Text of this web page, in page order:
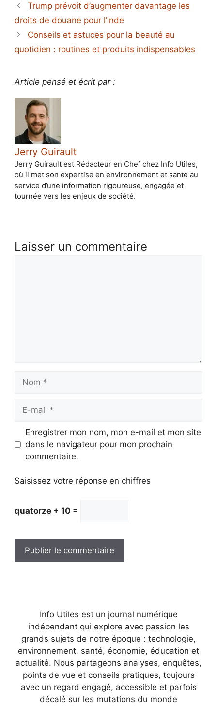
Trump prévoit d’augmenter davantage les
droits de douane pour l’Inde
Conseils et astuces pour la beauté au
quotidien : routines et produits indispensables
Article pensé et écrit par :
Jerry Guirault
Jerry Guirault est Rédacteur en Chef chez Info Utiles,
où il met son expertise en environnement et santé au
service d’une information rigoureuse, engagée et
tournée vers les enjeux de société.
Laisser un commentaire
mail
Enregistrer mon nom, mon e-mail et mon site
dans le navigateur pour mon prochain
commentaire.
Saisissez votre réponse en chiffres
quatorze + 10 =
Info Utiles est un journal numérique
indépendant qui explore avec passion les
grands sujets de notre époque : technologie,
environnement, santé, économie, éducation et
actualité. Nous partageons analyses, enquêtes,
points de vue et conseils pratiques, toujours
avec un regard engagé, accessible et parfois
décalé sur les mutations du monde